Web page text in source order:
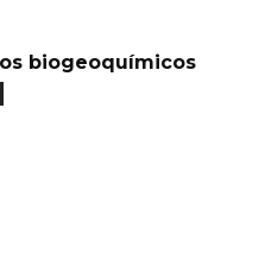
biogeoquímicos